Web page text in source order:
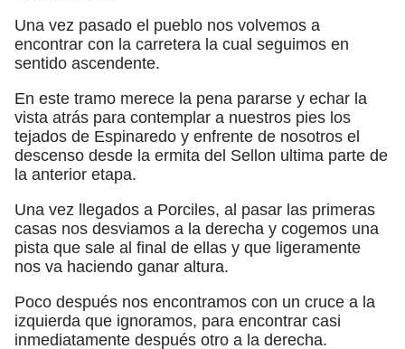
Una vez pasado el pueblo nos volvemos a
encontrar con la carretera la cual seguimos en
sentido ascendente.
En este tramo merece la pena pararse y echar la
vista atrás para contemplar a nuestros pies los
tejados de Espinaredo y enfrente de nosotros el
descenso desde la ermita del Sellon ultima parte de
la anterior etapa.
Una vez llegados a Porciles, al pasar las primeras
casas nos desviamos a la derecha y cogemos una
pista que sale al final de ellas y que ligeramente
nos va haciendo ganar altura.
Poco después nos encontramos con un cruce a la
izquierda que ignoramos, para encontrar casi
inmediatamente después otro a la derecha.